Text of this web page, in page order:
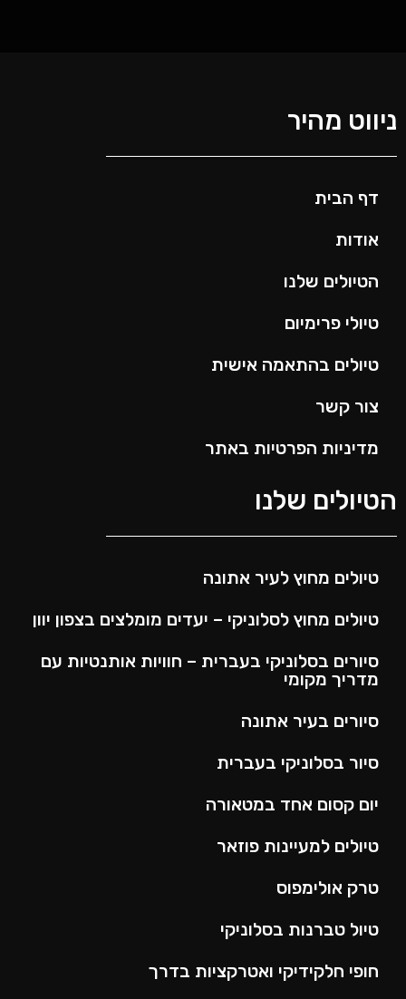
ניווט מהיר
דף הבית
אודות
הטיולים שלנו
טיולי פרימיום
טיולים בהתאמה אישית
צור קשר
מדיניות הפרטיות באתר
הטיולים שלנו
טיולים מחוץ לעיר אתונה
טיולים מחוץ לסלוניקי – יעדים מומלצים בצפון יוון
סיורים בסלוניקי בעברית – חוויות אותנטיות עם
מדריך מקומי
סיורים בעיר אתונה
סיור בסלוניקי בעברית
יום קסום אחד במטאורה
טיולים למעיינות פוזאר
טרק אולימפוס
טיול טברנות בסלוניקי
חופי חלקידיקי ואטרקציות בדרך